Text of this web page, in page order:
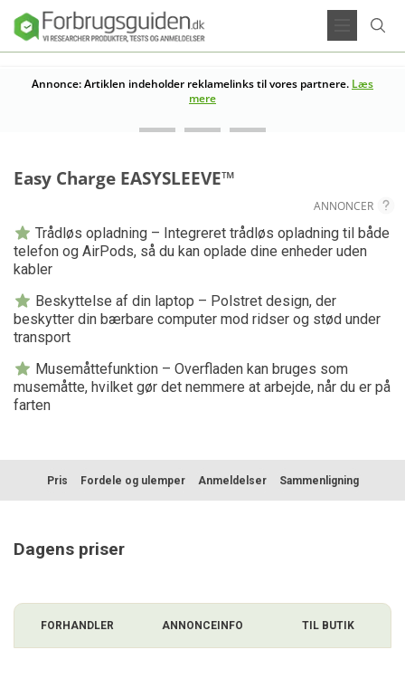
Annonce: Artiklen indeholder reklamelinks til vores partnere. Læs
mere
Easy Charge EASYSLEEVE™
ANNONCER
Trådløs opladning – Integreret trådløs opladning til både
telefon og AirPods, så du kan oplade dine enheder uden
kabler
Beskyttelse af din laptop – Polstret design, der
beskytter din bærbare computer mod ridser og stød under
transport
Musemåttefunktion – Overfladen kan bruges som
musemåtte, hvilket gør det nemmere at arbejde, når du er på
farten
Pris Fordele og ulemper Anmeldelser Sammenligning
Dagens priser
FORHANDLER ANNONCEINFO TIL BUTIK